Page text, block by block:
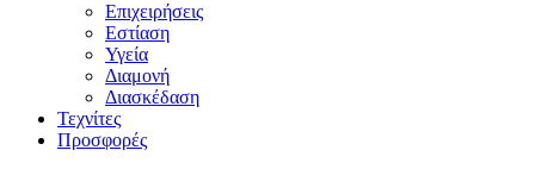
Επιχειρήσεις
Εστίαση
Υγεία
Διαμονή
Διασκέδαση
Τεχνίτες
Προσφορές